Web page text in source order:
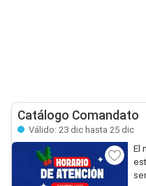
Catálogo Comandato
Válido: 23 dic hasta 25 dic
El